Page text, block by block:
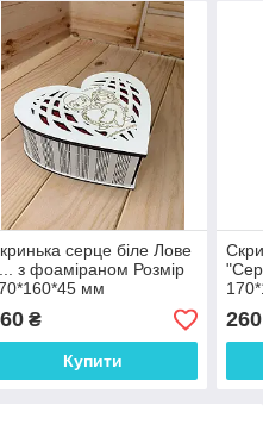
серце біле Лове
з фоаміраном Розмір
мм
₴
Купити
260